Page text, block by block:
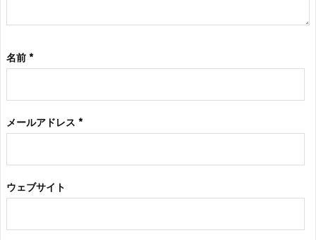
名前 *
メールアドレス *
ウェブサイト